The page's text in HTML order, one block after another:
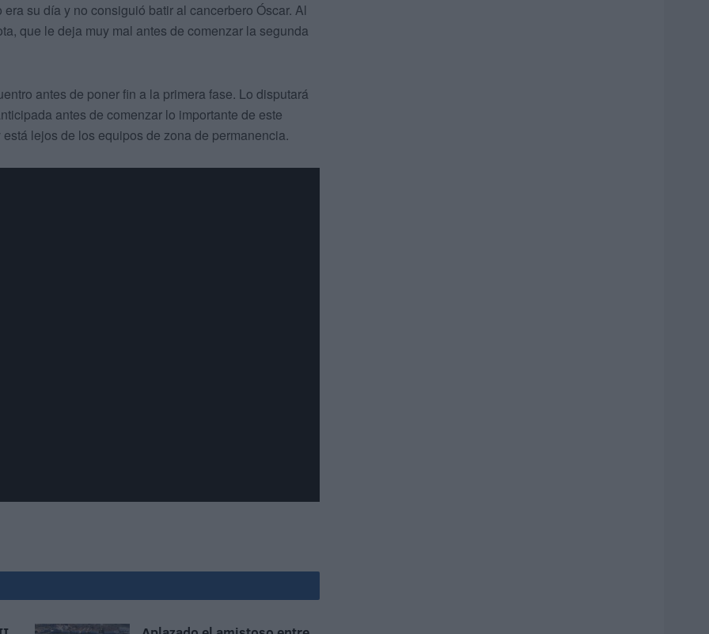
su día y no consiguió batir al cancerbero Óscar. Al
que le deja muy mal antes de comenzar la segunda
antes de poner fin a la primera fase. Lo disputará
antes de comenzar lo importante de este
lejos de los equipos de zona de permanencia.